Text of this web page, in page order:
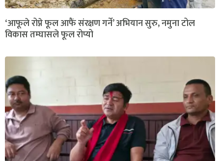
‘आफूले रोप्ने फूल आफैं संरक्षण गर्ने’ अभियान सुरु, नमुना टोल
विकास तम्घासले फूल रोप्यो